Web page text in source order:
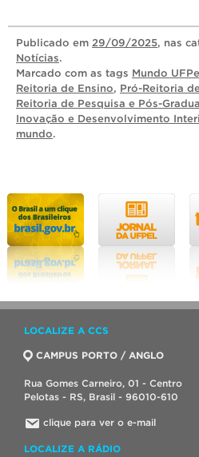
Publicado em 29/09/2025, nas
Notícias.
Marcado com as tags Mundo
Reitoria de Ensino, Pró-Reitoria
Reitoria de Pesquisa e Pós-
Inovação e Desenvolvimento
mundo.
LOCALIZE A CCS
CAMPUS PORTO / ANGLO
Rua Gomes Carneiro, 01 - Centro
Pelotas - RS, Brasil - 96010-610
clique para ver o e-mail
LOCALIZE A RÁDIO